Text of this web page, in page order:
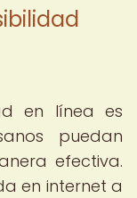
en línea es
puedan
efectiva.
en internet a